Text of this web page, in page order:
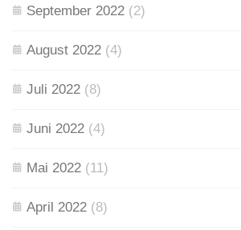
September 2022 (2)
August 2022 (4)
Juli 2022 (8)
Juni 2022 (4)
Mai 2022 (11)
April 2022 (8)